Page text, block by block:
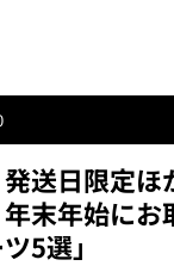
発送日限定
末年始にお
5選」